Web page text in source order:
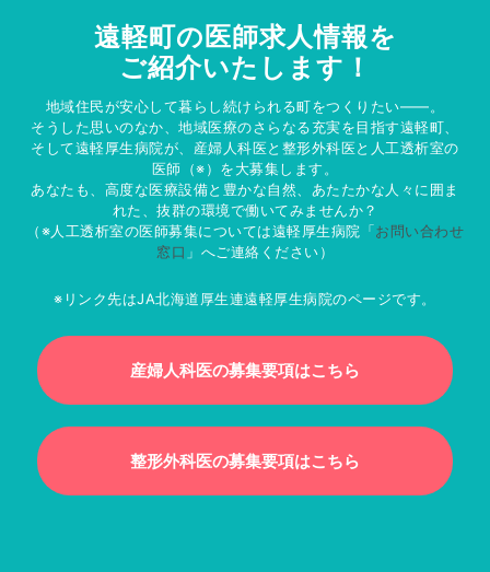
遠軽町の医師求人情報を
ご紹介いたします！
地域住民が安心して暮らし続けられる町をつくりたい——。
そうした思いのなか、地域医療のさらなる充実を目指す遠軽町、
そして遠軽厚生病院が、産婦人科医と整形外科医と人工透析室の
医師（※）を大募集します。
あなたも、高度な医療設備と豊かな自然、あたたかな人々に囲ま
れた、抜群の環境で働いてみませんか？
（※人工透析室の医師募集については遠軽厚生病院「お問い合わせ
窓口 」へご連絡ください）
※リンク先はJA北海道厚生連遠軽厚生病院のページです。
産婦人科医の募集要項はこちら
整形外科医の募集要項はこちら